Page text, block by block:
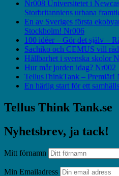
Nr008 Universitetet i
Storbritanniens urbana
En av Sveriges första
Stockholm! Nr006
100 idéer – Gör det själv –
Sachiko och CEMUS vill
Hållbarhet i svenska skolor
Hur mår jorden idag? Nr002
TellusThinkTank – Premiär!
En härlig start för ett
Tellus Think Tank.se
Nyhetsbrev, ja tack!
Mitt förnamn
Min Emailadress